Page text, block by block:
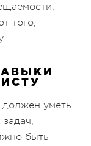
того,
уметь
быть